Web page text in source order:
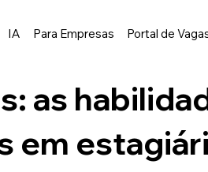
IA Para Empresas Portal de
as
em